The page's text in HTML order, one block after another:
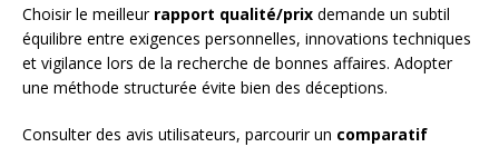
Choisir le meilleur rapport qualité/prix demande un subtil
équilibre entre exigences personnelles, innovations techniques
et vigilance lors de la recherche de bonnes affaires. Adopter
une méthode structurée évite bien des déceptions.
Consulter des avis utilisateurs, parcourir un comparatif